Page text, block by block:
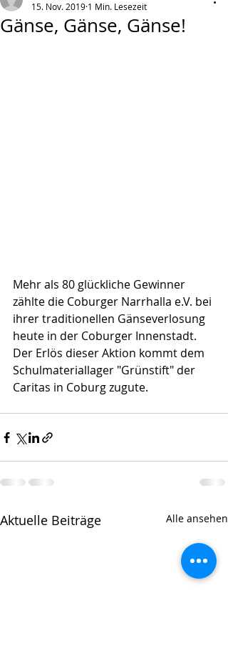
Gänse, Gänse, Gänse!
15. Nov. 2019 1 Min. Lesezeit
Mehr als 80 glückliche Gewinner
zählte die Coburger Narrhalla e.V. bei
ihrer traditionellen Gänseverlosung
heute in der Coburger Innenstadt.
Der Erlös dieser Aktion kommt dem
Schulmateriallager "Grünstift" der
Caritas in Coburg zugute.
Aktuelle Beiträge Alle ansehen